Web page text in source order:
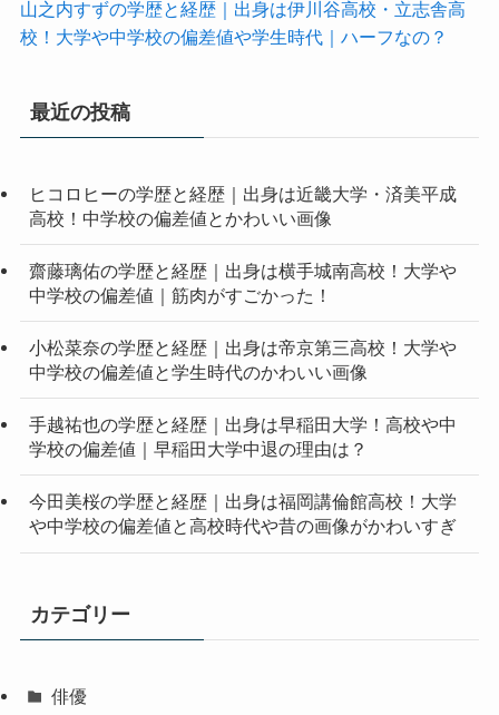
山之内すずの学歴と経歴｜出身は伊川谷高校・立志舎高
校！大学や中学校の偏差値や学生時代｜ハーフなの？
最近の投稿
ヒコロヒーの学歴と経歴｜出身は近畿大学・済美平成
高校！中学校の偏差値とかわいい画像
齋藤璃佑の学歴と経歴｜出身は横手城南高校！大学や
中学校の偏差値｜筋肉がすごかった！
小松菜奈の学歴と経歴｜出身は帝京第三高校！大学や
中学校の偏差値と学生時代のかわいい画像
手越祐也の学歴と経歴｜出身は早稲田大学！高校や中
学校の偏差値｜早稲田大学中退の理由は？
今田美桜の学歴と経歴｜出身は福岡講倫館高校！大学
や中学校の偏差値と高校時代や昔の画像がかわいすぎ
カテゴリー
俳優